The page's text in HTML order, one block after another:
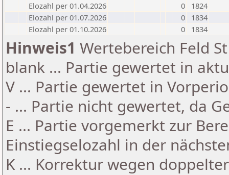
Elozahl per 01.04.2026
0
1824
Elozahl per 01.07.2026
0
1834
Elozahl per 01.10.2026
0 1834
Hinweis1 Wertebereich Feld
blank ... Partie gewertet in
V ... Partie gewertet in
- ... Partie nicht gewertet, da
E ... Partie vorgemerkt zur
Einstiegselozahl in der
K ... Korrektur wegen